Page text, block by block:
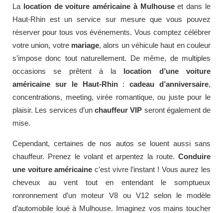
La location de voiture américaine à Mulhouseet dans le
Haut-Rhin est un service sur mesure que vous pouvez
réserver pour tous vos événements. Vous comptez célébrer
votre union, votre mariage, alors un véhicule haut en couleur
s’impose donc tout naturellement. De même, de multiples
occasions se prêtent à la location d’une voiture
américaine sur le Haut-Rhin:cadeau d’anniversaire,
concentrations, meeting, virée romantique, ou juste pour le
plaisir. Les services d’un chauffeur VIP seront également de
mise.
Cependant, certaines de nos autos se louent aussi sans
chauffeur. Prenez le volant et arpentez la route. Conduire
une voiture américaine c’est vivre l’instant ! Vous aurez les
cheveux au vent tout en entendant le somptueux
ronronnement d’un moteur V8 ou V12 selon le modèle
d’automobile loué à Mulhouse. Imaginez vos mains toucher